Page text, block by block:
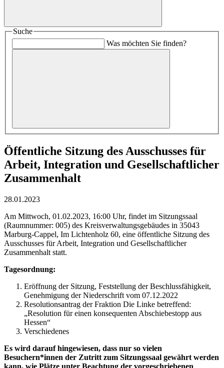
Suche
Was möchten Sie finden?
Öffentliche Sitzung des Ausschusses für
Arbeit, Integration und Gesellschaftlicher
Zusammenhalt
28.01.2023
Am Mittwoch, 01.02.2023, 16:00 Uhr, findet im Sitzungssaal
(Raumnummer: 005) des Kreisverwaltungsgebäudes in 35043
Marburg-Cappel, Im Lichtenholz 60, eine öffentliche Sitzung des
Ausschusses für Arbeit, Integration und Gesellschaftlicher
Zusammenhalt statt.
Tagesordnung:
Eröffnung der Sitzung, Feststellung der Beschlussfähigkeit,
Genehmigung der Niederschrift vom 07.12.2022
Resolutionsantrag der Fraktion Die Linke betreffend:
„Resolution für einen konsequenten Abschiebestopp aus
Hessen“
Verschiedenes
Es wird darauf hingewiesen, dass nur so vielen
Besuchern*innen der Zutritt zum Sitzungssaal gewährt werden